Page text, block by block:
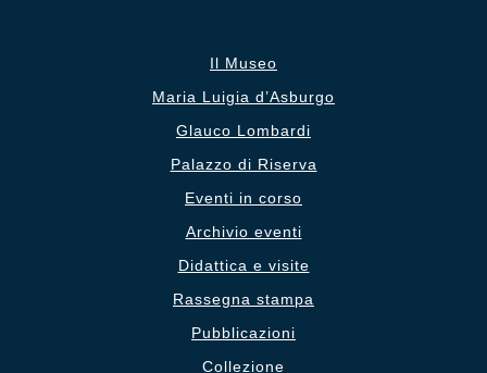
Il Museo
Maria Luigia d’Asburgo
Glauco Lombardi
Palazzo di Riserva
Eventi in corso
Archivio eventi
Didattica e visite
Rassegna stampa
Pubblicazioni
Collezione